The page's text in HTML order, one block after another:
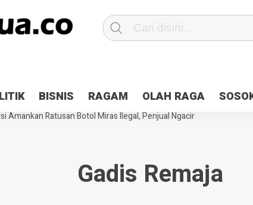
BISNIS RAGAM OLAH RAGA
Patroli 2×24 jam di Kota Jayapura
Pesan Sejuk Polri di
5 Sentani Terbakar
Hibah Pilkada Jayapura Cair 10 Persen,
Amankan Ratusan Botol Miras Ilegal, Penjual Ngacir
Gadis Remaja